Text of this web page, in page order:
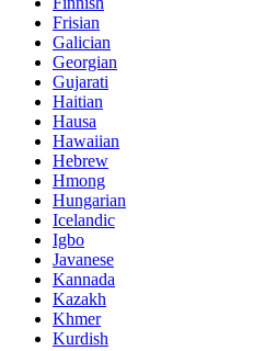
Frisian
Galician
Georgian
Gujarati
Haitian
Hausa
Hawaiian
Hebrew
Hmong
Hungarian
Icelandic
Igbo
Javanese
Kannada
Kazakh
Khmer
Kurdish